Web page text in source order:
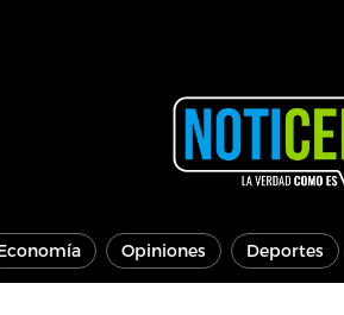
Opiniones Deportes